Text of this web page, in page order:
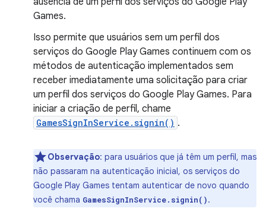
Games.
Isso permite que usuários sem um perfil dos
serviços do Google Play Games continuem com os
métodos de autenticação implementados sem
receber imediatamente uma solicitação para criar
um perfil dos serviços do Google Play Games. Para
iniciar a criação de perfil, chame
GamesSignInService.signin() .
Observação: para usuários que já têm um perfil, mas
não passaram na autenticação inicial, os serviços do
Google Play Games tentam autenticar de novo quando
você chama GamesSignInService.signin().